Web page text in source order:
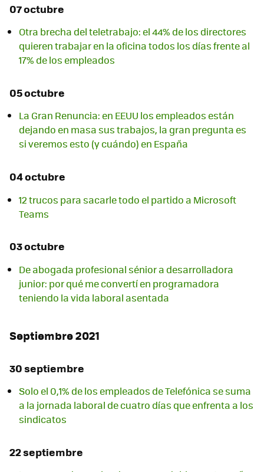
07 octubre
Otra brecha del teletrabajo: el 44% de los directores
quieren trabajar en la oficina todos los días frente al
17% de los empleados
05 octubre
La Gran Renuncia: en EEUU los empleados están
dejando en masa sus trabajos, la gran pregunta es
si veremos esto (y cuándo) en España
04 octubre
12 trucos para sacarle todo el partido a Microsoft
Teams
03 octubre
De abogada profesional sénior a desarrolladora
junior: por qué me convertí en programadora
teniendo la vida laboral asentada
Septiembre 2021
30 septiembre
Solo el 0,1% de los empleados de Telefónica se suma
a la jornada laboral de cuatro días que enfrenta a los
sindicatos
22 septiembre